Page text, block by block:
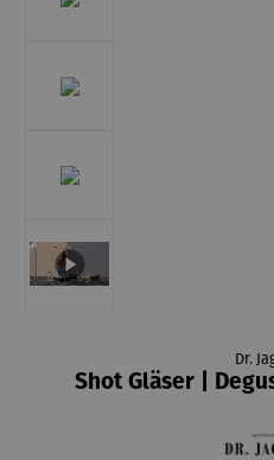
Dr.
Shot Gläser |